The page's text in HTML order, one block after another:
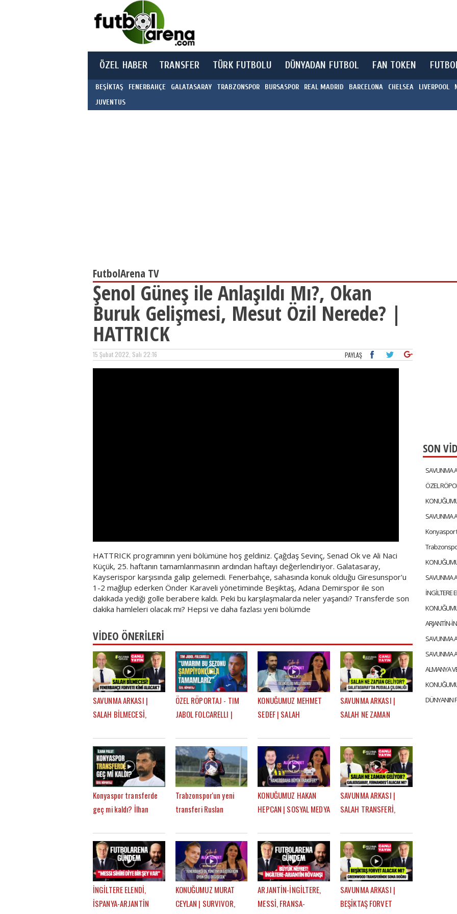
ÖZEL HABER TRANSFER TÜRK FUTBOLU DÜNYADAN FUTBOL FAN TOKEN
BEŞİKTAŞ FENERBAHÇE GALATASARAY TRABZONSPOR BURSASPOR REAL MADRID BARCELONA CHELSEA LIVERPOOL
JUVENTUS
FutbolArena TV
Şenol Güneş ile Anlaşıldı Mı?, Okan
Buruk Gelişmesi, Mesut Özil Nerede? |
HATTRICK
15 Şubat 2022, Salı 22:16 PAYLAŞ
HATTRICK programının yeni bölümüne hoş geldiniz. Çağdaş Sevinç, Senad Ok ve Ali Naci
Küçük, 25. haftanın tamamlanmasının ardından haftayı değerlendiriyor. Galatasaray,
Kayserispor karşısında galip gelemedi. Fenerbahçe, sahasında konuk olduğu Giresunspor'u
1-2 mağlup ederken Önder Karaveli yönetiminde Beşiktaş, Adana Demirspor ile son
dakikada yediği golle berabere kaldı. Peki bu karşılaşmalarda neler yaşandı? Transferde son
dakika hamleleri olacak mı? Hepsi ve daha fazlası yeni bölümde
VİDEO ÖNERİLERİ
SAVUNMA ARKASI |
SALAH BİLMECESİ,
MEHMET AYAN, GÖKHAN
DİNÇ
ÖZEL RÖPORTAJ - TIM
JABOL FOLCARELLI |
SEZONKİ HEDEFLERİ,
FATİH TEKKE, SAÇ TARZI
KONUĞUMUZ MEHMET
SEDEF | SALAH
BEŞİKTAŞ'IN DURUMU |
SELEN İLE ALFA SOHBET
SAVUNMA ARKASI |
SALAH NE ZAMAN
GÜNDEMİ | MEHMET
AYAN, GÖKHAN DİNÇ
Konyaspor transferde
geç mi kaldı? İlhan
FutbolArena'ya özel
açıklamalar
Trabzonspor'un yeni
transferi Ruslan
Tekke ile birlikte
çalışmaktan mutluyum"
KONUĞUMUZ HAKAN
HEPCAN | SOSYAL MEDYA
YILDIRIM & ALİ KOÇ |
SELEN İLE ALFA SOHBET
SAVUNMA ARKASI |
SALAH TRANSFERİ,
GELECEK Mİ? | MEHMET
AYAN, GÖKHAN DİNÇ
İNGİLTERE ELENDİ,
İSPANYA-ARJANTİN
KONUĞUMUZ MURAT
CEYLAN | SURVIVOR,
ARJANTİN-İNGİLTERE,
MESSİ, FRANSA-
SAVUNMA ARKASI |
BEŞİKTAŞ FORVET
SON